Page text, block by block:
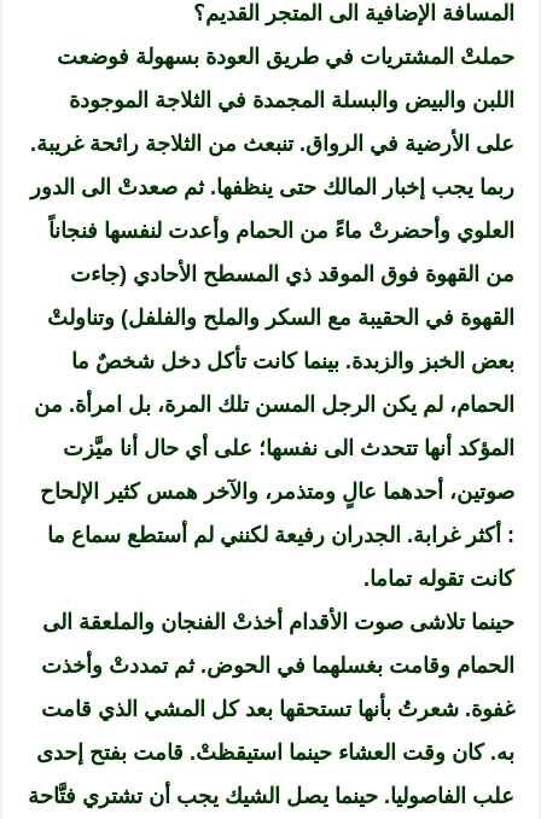
المسافة الإضافية الى المتجر القديم؟
حملتْ المشتريات في طريق العودة بسهولة فوضعت
اللبن والبيض والبسلة المجمدة في الثلاجة الموجودة
على الأرضية في الرواق. تنبعث من الثلاجة رائحة غريبة.
ربما يجب إخبار المالك حتى ينظفها. ثم صعدتْ الى الدور
العلوي وأحضرتْ ماءً من الحمام وأعدت لنفسها فنجاناً
من القهوة فوق الموقد ذي المسطح الأحادي (جاءت
القهوة في الحقيبة مع السكر والملح والفلفل) وتناولتْ
بعض الخبز والزبدة. بينما كانت تأكل دخل شخصٌ ما
الحمام، لم يكن الرجل المسن تلك المرة، بل امرأة. من
المؤكد أنها تتحدث الى نفسها؛ على أي حال أنا ميَّزت
صوتين، أحدهما عالٍ ومتذمر، والآخر همس كثير الإلحاح
: أكثر غرابة. الجدران رفيعة لكنني لم أستطع سماع ما
كانت تقوله تماما.
حينما تلاشى صوت الأقدام أخذتْ الفنجان والملعقة الى
الحمام وقامت بغسلهما في الحوض. ثم تمددتْ وأخذت
غفوة. شعرتُ بأنها تستحقها بعد كل المشي الذي قامت
به. كان وقت العشاء حينما استيقظتْ. قامت بفتح إحدى
علب الفاصوليا. حينما يصل الشيك يجب أن تشتري فتَّاحة